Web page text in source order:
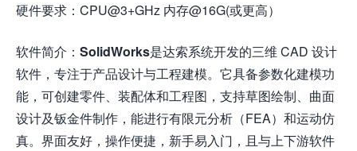
硬件要求：CPU@3+GHz 内存@16G(或更高）
软件简介： SolidWorks是达索系统开发的三维 CAD 设计
软件，专注于产品设计与工程建模。它具备参数化建模功
能，可创建零件、装配体和工程图，支持草图绘制、曲面
设计及钣金件制作，能进行有限元分析（FEA）和运动仿
真。界面友好，操作便捷，新手易入门，且与上下游软件